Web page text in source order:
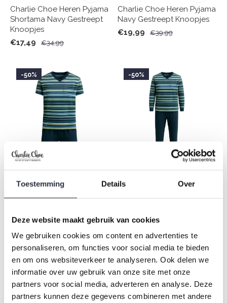
Toestemming Details Over
Deze website maakt gebruik van cookies
We gebruiken cookies om content en advertenties te
personaliseren, om functies voor social media te bieden
en om ons websiteverkeer te analyseren. Ook delen we
informatie over uw gebruik van onze site met onze
partners voor social media, adverteren en analyse. Deze
partners kunnen deze gegevens combineren met andere
Charlie Choe Heren Pyjama
Shortama Navy Gestreept
Knoopjes
€17,49
€34,99
Charlie Choe Heren Pyjama
Navy Gestreept Knoopjes
€19,99
€39,99
-50%
Shortama Navy Gestreept
€17,49
-50%
Navy Gestreept
€19,99
-50%